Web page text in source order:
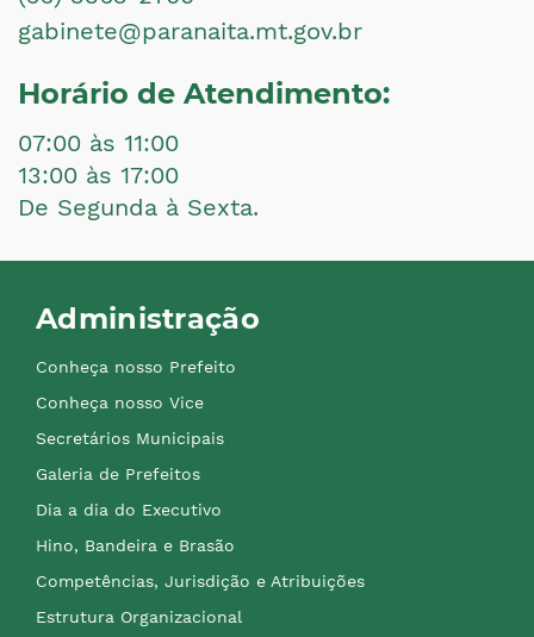
gabinete@paranaita.mt.gov.br
Horário de Atendimento:
07:00 às 11:00
13:00 às 17:00
De Segunda à Sexta.
Administração
Conheça nosso Prefeito
Conheça nosso Vice
Secretários Municipais
Galeria de Prefeitos
Dia a dia do Executivo
Hino, Bandeira e Brasão
Competências, Jurisdição e Atribuições
Estrutura Organizacional